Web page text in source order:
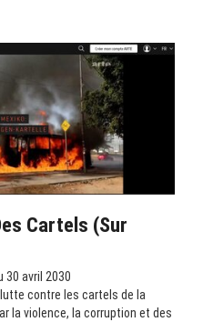
Cartels (sur
30 avril 2030
contre les cartels de la
la violence, la corruption et des